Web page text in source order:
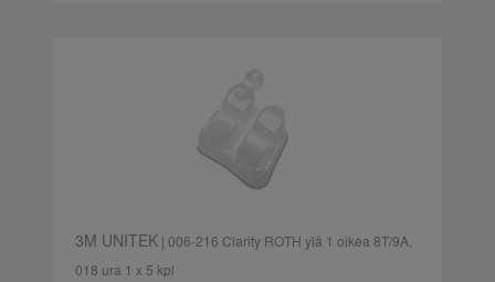
3M UNITEK| 006-216 Clarity ROTH ylä 1 oikea 8T/9A,
018 ura 1 x 5 kpl